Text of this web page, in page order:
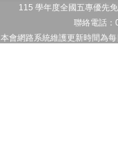
115 學年度全國五專優先
聯絡電
本會網路系統維護更新時間為